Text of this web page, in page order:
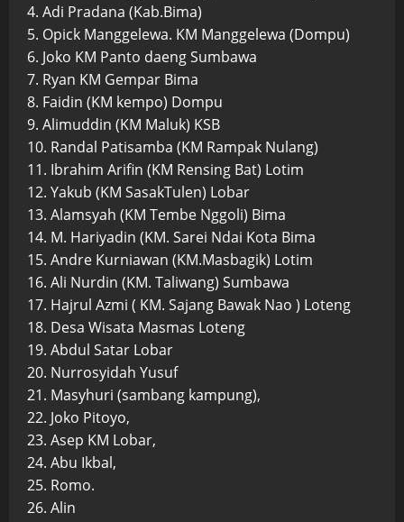
4. Adi Pradana (Kab.Bima)
5. Opick Manggelewa. KM Manggelewa (Dompu)
6. Joko KM Panto daeng Sumbawa
7. Ryan KM Gempar Bima
8. Faidin (KM kempo) Dompu
9. Alimuddin (KM Maluk) KSB
10. Randal Patisamba (KM Rampak Nulang)
11. Ibrahim Arifin (KM Rensing Bat) Lotim
12. Yakub (KM SasakTulen) Lobar
13. Alamsyah (KM Tembe Nggoli) Bima
14. M. Hariyadin (KM. Sarei Ndai Kota Bima
15. Andre Kurniawan (KM.Masbagik) Lotim
16. Ali Nurdin (KM. Taliwang) Sumbawa
17. Hajrul Azmi ( KM. Sajang Bawak Nao ) Loteng
18. Desa Wisata Masmas Loteng
19. Abdul Satar Lobar
20. Nurrosyidah Yusuf
21. Masyhuri (sambang kampung),
22. Joko Pitoyo,
23. Asep KM Lobar,
24. Abu Ikbal,
25. Romo.
26. Alin